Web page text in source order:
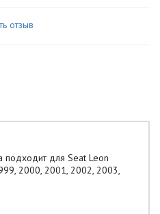
отзыв
подходит для Seat Leon
2000, 2001, 2002, 2003,